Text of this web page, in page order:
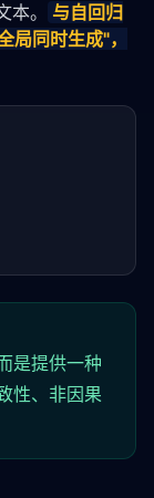
。
与自回归
局同时生成"，
是提供一种
性、非因果